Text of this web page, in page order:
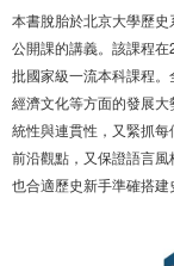
本書脫胎於北京大學歷
公開課的講義。該課程
批國家級一流本科課程。
經濟文化等方面的發展
統性與連貫性，又緊抓
前沿觀點，又保證語言
也合適歷史新手準確搭建